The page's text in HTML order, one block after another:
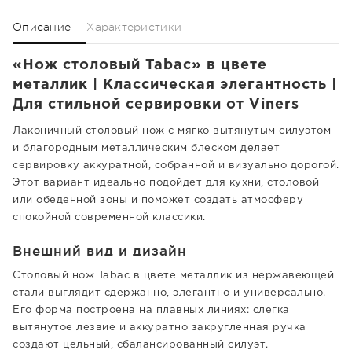
Описание Характеристики
«Нож столовый Tabac» в цвете
металлик | Классическая элегантность |
Для стильной сервировки от Viners
Лаконичный столовый нож с мягко вытянутым силуэтом
и благородным металлическим блеском делает
сервировку аккуратной, собранной и визуально дорогой.
Этот вариант идеально подойдет для кухни, столовой
или обеденной зоны и поможет создать атмосферу
спокойной современной классики.
Внешний вид и дизайн
Столовый нож Tabac в цвете металлик из нержавеющей
стали выглядит сдержанно, элегантно и универсально.
Его форма построена на плавных линиях: слегка
вытянутое лезвие и аккуратно закругленная ручка
создают цельный, сбалансированный силуэт.